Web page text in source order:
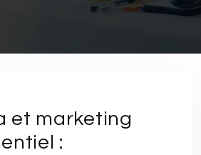
et marketing
: